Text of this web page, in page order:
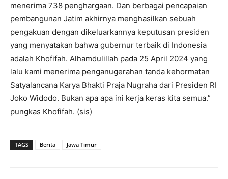
menerima 738 penghargaan. Dan berbagai pencapaian
pembangunan Jatim akhirnya menghasilkan sebuah
pengakuan dengan dikeluarkannya keputusan presiden
yang menyatakan bahwa gubernur terbaik di Indonesia
adalah Khofifah. Alhamdulillah pada 25 April 2024 yang
lalu kami menerima penganugerahan tanda kehormatan
Satyalancana Karya Bhakti Praja Nugraha dari Presiden RI
Joko Widodo. Bukan apa apa ini kerja keras kita semua.”
pungkas Khofifah. (sis)
TAGS Berita Jawa Timur